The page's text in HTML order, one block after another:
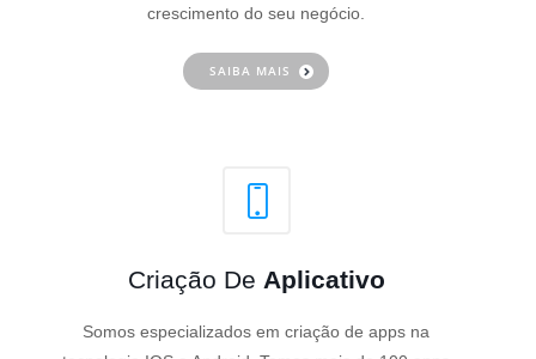
crescimento do seu negócio.
SAIBA MAIS
Criação De Aplicativo
Somos especializados em criação de apps na